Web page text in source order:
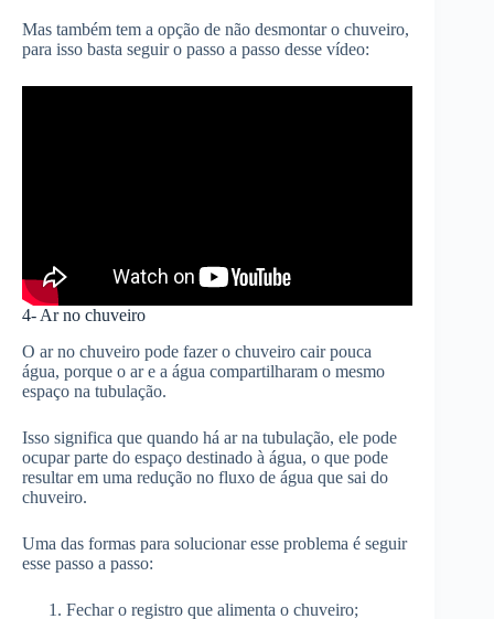
Mas também tem a opção de não desmontar o chuveiro,
para isso basta seguir o passo a passo desse vídeo:
4- Ar no chuveiro
O ar no chuveiro pode fazer o chuveiro cair pouca
água, porque o ar e a água compartilharam o mesmo
espaço na tubulação.
Isso significa que quando há ar na tubulação, ele pode
ocupar parte do espaço destinado à água, o que pode
resultar em uma redução no fluxo de água que sai do
chuveiro.
Uma das formas para solucionar esse problema é seguir
esse passo a passo:
Fechar o registro que alimenta o chuveiro;